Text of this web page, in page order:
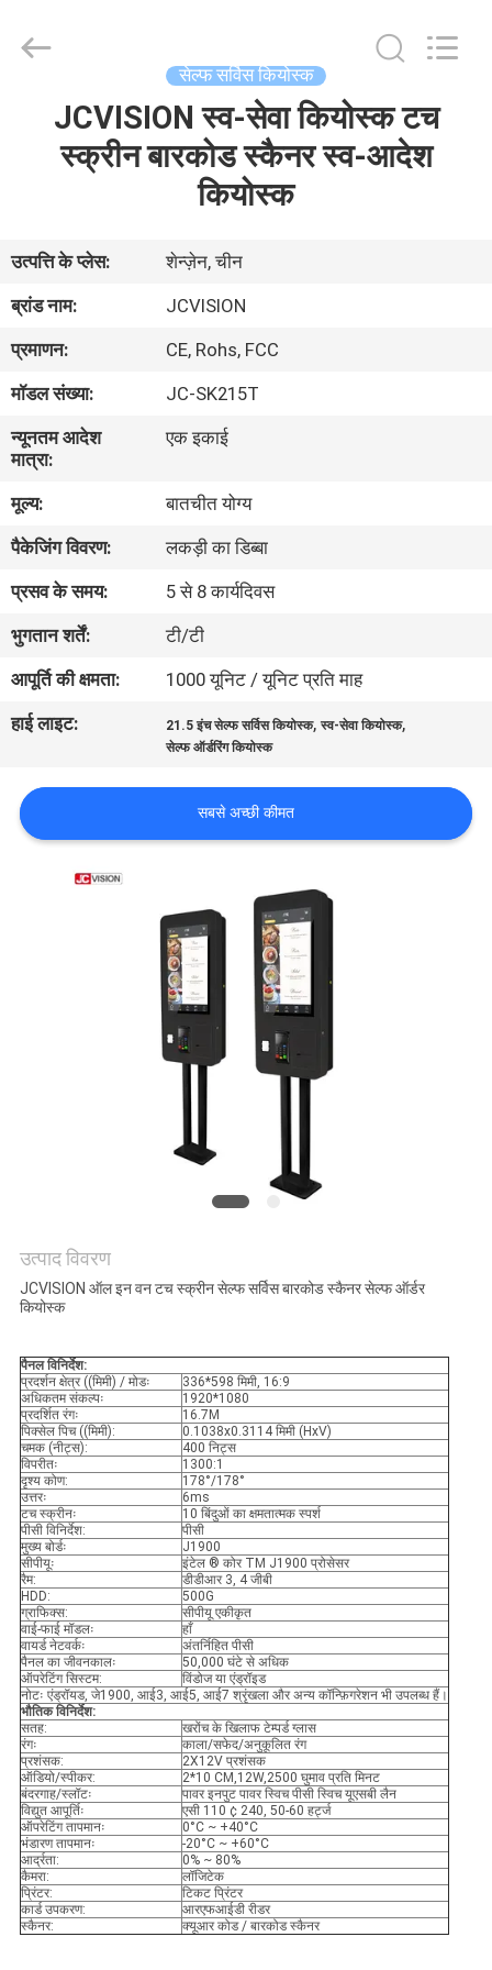
हमारे
बारे
में
फैक्टरी
यात्रा
गुणवत्ता
नियंत्रण
हमसे
संपर्क
करें
सभी
नीति
Technology
सेल्फ सर्विस कियोस्क
JCVISION स्व-सेवा कियोस्क टच
स्क्रीन बारकोड स्कैनर स्व-आदेश
कियोस्क
उत्पत्ति के प्लेस:
शेन्ज़ेन, चीन
ब्रांड नाम:
JCVISION
प्रमाणन:
CE, Rohs, FCC
मॉडल संख्या:
JC-SK215T
न्यूनतम आदेश
मात्रा:
एक इकाई
मूल्य:
बातचीत योग्य
पैकेजिंग विवरण:
लकड़ी का डिब्बा
प्रसव के समय:
5 से 8 कार्यदिवस
भुगतान शर्तें:
टी/टी
आपूर्ति की क्षमता:
1000 यूनिट / यूनिट प्रति माह
हाई लाइट:
21.5 इंच सेल्फ सर्विस कियोस्क,स्व-सेवा कियोस्क,
सेल्फ ऑर्डरिंग कियोस्क
सबसे अच्छी कीमत
उत्पाद विवरण
JCVISION ऑल इन वन टच स्क्रीन सेल्फ सर्विस बारकोड स्कैनर सेल्फ ऑर्डर
कियोस्क
पैनल विनिर्देश:
प्रदर्शन क्षेत्र ((मिमी) / मोडः
336*598 मिमी, 16:9
अधिकतम संकल्पः
1920*1080
प्रदर्शित रंगः
16.7M
पिक्सेल पिच ((मिमी):
0.1038x0.3114 मिमी (HxV)
चमक (नीट्स):
400 निट्स
विपरीतः
1300:1
दृश्य कोण:
178°/178°
उत्तरः
6ms
टच स्क्रीनः
10 बिंदुओं का क्षमतात्मक स्पर्श
पीसी विनिर्देश:
पीसी
मुख्य बोर्डः
J1900
सीपीयूः
इंटेल ® कोर TM J1900 प्रोसेसर
रैम:
डीडीआर 3, 4 जीबी
HDD:
500G
ग्राफिक्स:
सीपीयू एकीकृत
वाई-फाई मॉडलः
हाँ
वायर्ड नेटवर्कः
अंतर्निहित पीसी
पैनल का जीवनकालः
50,000 घंटे से अधिक
ऑपरेटिंग सिस्टम:
विंडोज या एंड्रॉइड
नोटः एंड्रॉयड, जे1900, आई3, आई5, आई7 श्रृंखला और अन्य कॉन्फ़िगरेशन भी उपलब्ध हैं।
भौतिक विनिर्देश:
सतह:
खरोंच के खिलाफ टेम्पर्ड ग्लास
रंगः
काला/सफेद/अनुकूलित रंग
प्रशंसक:
2X12V प्रशंसक
ऑडियो/स्पीकर:
2*10 CM,12W,2500 घुमाव प्रति मिनट
बंदरगाह/स्लॉटः
पावर इनपुट पावर स्विच पीसी स्विच यूएसबी लैन
विद्युत आपूर्तिः
एसी 110 ¢ 240, 50-60 हर्ट्ज
ऑपरेटिंग तापमानः
0°C ~ +40°C
भंडारण तापमानः
-20°C ~ +60°C
आर्द्रता:
0% ~ 80%
कैमरा:
लॉजिटेक
प्रिंटर:
टिकट प्रिंटर
कार्ड उपकरण:
आरएफआईडी रीडर
स्कैनर:
क्यूआर कोड / बारकोड स्कैनर